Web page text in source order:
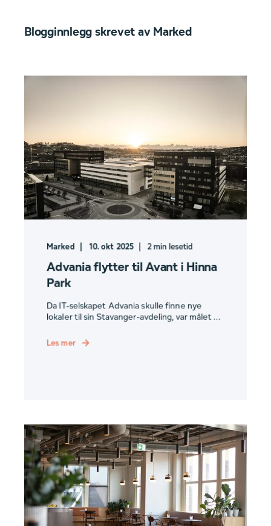
Blogginnlegg skrevet avMarked
Marked 10. okt 2025 2min lesetid
Advania flytter til Avant i Hinna
Park
Da IT-selskapet Advania skulle finne nye
lokaler til sin Stavanger-avdeling, var målet ...
Les mer